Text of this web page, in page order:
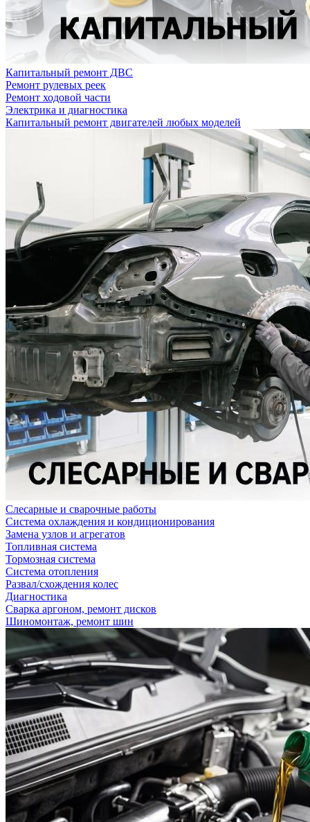
Капитальный ремонт ДВС
Ремонт рулевых реек
Ремонт ходовой части
Электрика и диагностика
Капитальный ремонт двигателей любых моделей
Слесарные и сварочные работы
Система охлаждения и кондиционирования
Замена узлов и агрегатов
Топливная система
Тормозная система
Система отопления
Развал/схождения колес
Диагностика
Сварка аргоном, ремонт дисков
Шиномонтаж, ремонт шин